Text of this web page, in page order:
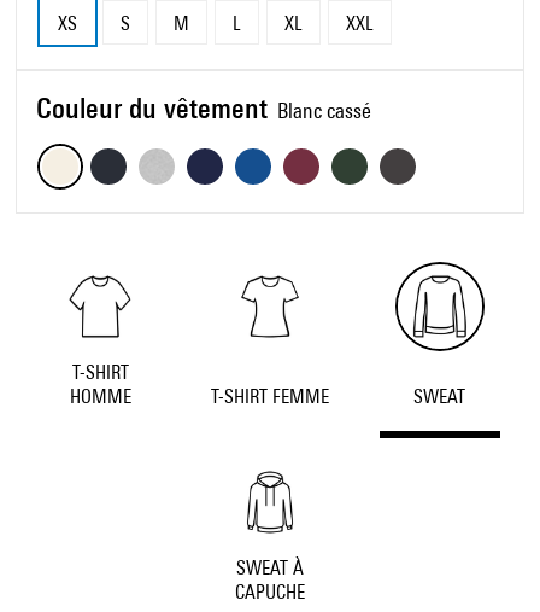
Couleur du vêtement Blanc cassé
XS S M L XL XXL
T-SHIRT
HOMME
T-SHIRT FEMME SWEAT
SWEAT À
CAPUCHE